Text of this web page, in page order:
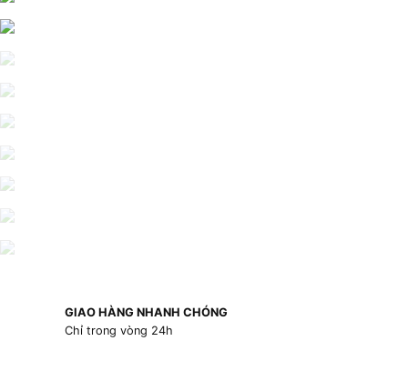
GIAO HÀNG NHANH CHÓNG
Chỉ trong vòng 24h